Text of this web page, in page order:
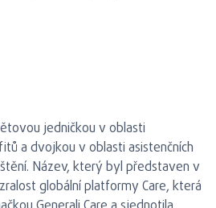
jedničkou v oblasti
a dvojkou v oblasti asistenčních
Název, který byl představen v
globální platformy Care, která